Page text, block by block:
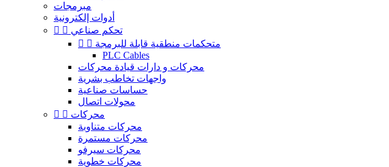
مبرمجات
أدوات إلكترونية
  تحكم صناعي
  متحكمات منطقية قابلة للبرمجة
PLC Cables
محركات و دارات قيادة محركات
واجهات تخاطب بشرية
حساسات صناعية
محولات اتصال
  محركات
محركات متناوبة
محركات مستمرة
محركات سيرفو
محركات خطوية